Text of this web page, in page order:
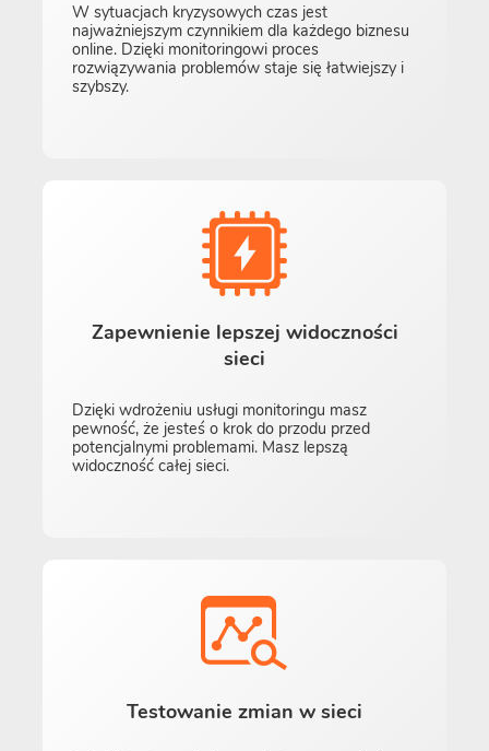
W sytuacjach kryzysowych czas jest
najważniejszym czynnikiem dla każdego biznesu
online. Dzięki monitoringowi proces
rozwiązywania problemów staje się łatwiejszy i
szybszy.
Zapewnienie lepszej widoczności
sieci
Dzięki wdrożeniu usługi monitoringu masz
pewność, że jesteś o krok do przodu przed
potencjalnymi problemami. Masz lepszą
widoczność całej sieci.
Testowanie zmian w sieci